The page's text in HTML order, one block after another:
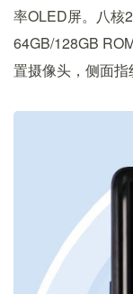
率OLED屏。八核
64GB/128GB
置摄像头，侧面